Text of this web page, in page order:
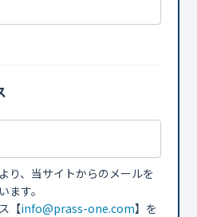
り、当サイトからのメールを
ます。
【info@prass-one.com】を